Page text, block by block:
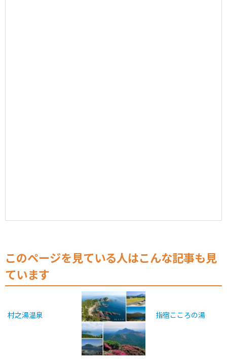
このページを見ている人はこんな記事も見
ています
村之湯温泉 指宿こころの湯